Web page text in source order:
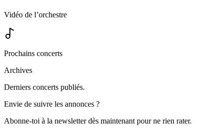
Vidéo de l’orchestre
Prochains concerts
Archives
Derniers concerts publiés.
Envie de suivre les annonces ?
Abonne-toi à la newsletter dès maintenant pour ne rien rater.